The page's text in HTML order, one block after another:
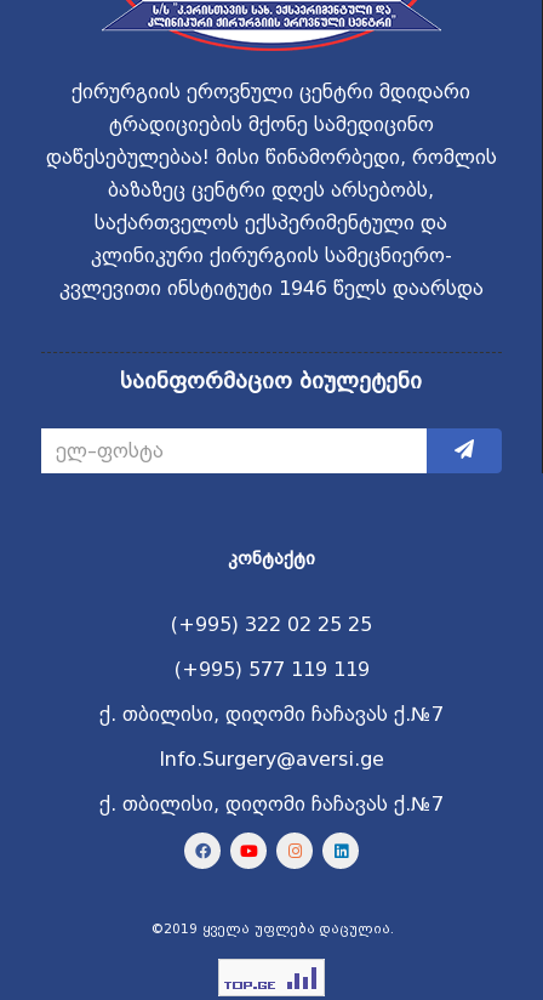
ქირურგიის ეროვნული ცენტრი მდიდარი
ტრადიციების მქონე სამედიცინო
დაწესებულებაა! მისი წინამორბედი, რომლის
ბაზაზეც ცენტრი დღეს არსებობს,
საქართველოს ექსპერიმენტული და
კლინიკური ქირურგიის სამეცნიერო-
კვლევითი ინსტიტუტი 1946 წელს დაარსდა
საინფორმაციო ბიულეტენი
ᲙᲝᲜᲢᲐᲥᲢᲘ
(+995) 322 02 25 25
(+995) 577 119 119
ქ. თბილისი, დიღომი ჩაჩავას ქ.№7
Info.Surgery@aversi.ge
ქ. თბილისი, დიღომი ჩაჩავას ქ.№7
©2019 ყველა უფლება დაცულია.